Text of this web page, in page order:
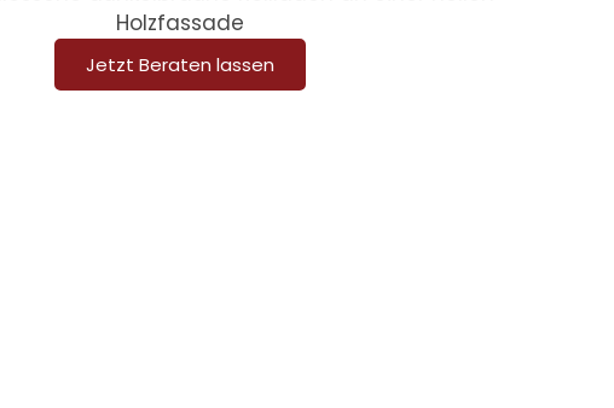
Jetzt Beraten lassen